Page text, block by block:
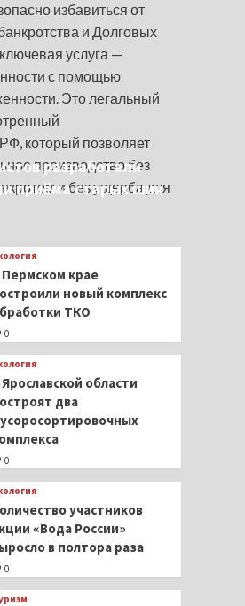
Оружие
Новый револьвер
Judge Home Defender
Оружие
Оружейная
арахнология. Пистолет
SK Customs Alacran
избавиться от
и Долговых
услуга —
с помощью
Это легальный
который позволяет
производство без
и без ущерба для
разработали
приёма старых шин
Пермском крае
новый комплекс
ТКО
0
Ярославской области
два
0
участников
«Вода России»
в полтора раза
0